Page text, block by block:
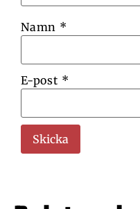
Namn *
E-post *